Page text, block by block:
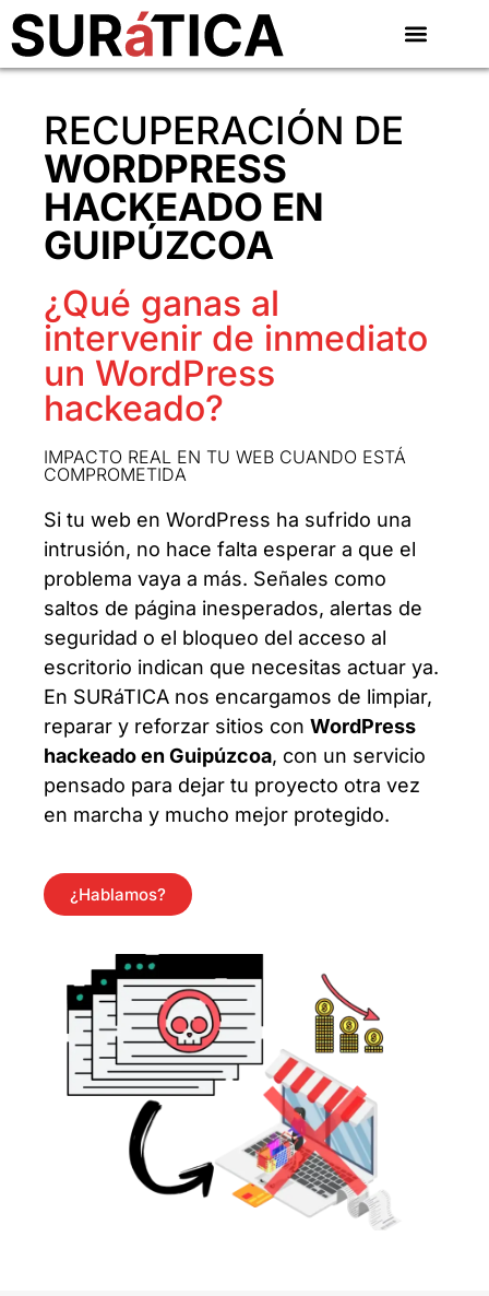
RECUPERACIÓN DE
WORDPRESS
HACKEADO EN
GUIPÚZCOA
¿Qué ganas al
intervenir de inmediato
un WordPress
hackeado?
IMPACTO REAL EN TU WEB CUANDO ESTÁ
COMPROMETIDA
Si tu web en WordPress ha sufrido una
intrusión, no hace falta esperar a que el
problema vaya a más. Señales como
saltos de página inesperados, alertas de
seguridad o el bloqueo del acceso al
escritorio indican que necesitas actuar ya.
En SURáTICA nos encargamos de limpiar,
reparar y reforzar sitios con WordPress
hackeado en Guipúzcoa, con un servicio
pensado para dejar tu proyecto otra vez
en marcha y mucho mejor protegido.
¿Hablamos?